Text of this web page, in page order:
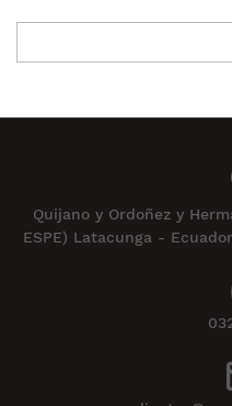
Quijano y Ordoñez y
ESPE) Latacunga -